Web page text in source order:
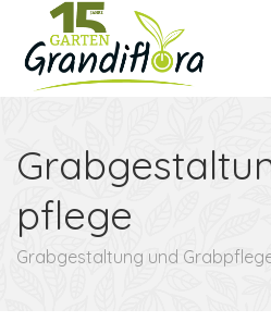
pflege
Grabgestaltung und